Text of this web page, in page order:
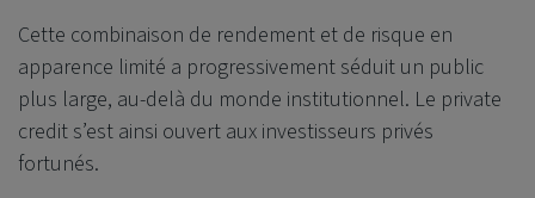
Cette combinaison de rendement et de risque en
apparence limité a progressivement séduit un public
plus large, au-delà du monde institutionnel. Le private
credit s’est ainsi ouvert aux investisseurs privés
fortunés.